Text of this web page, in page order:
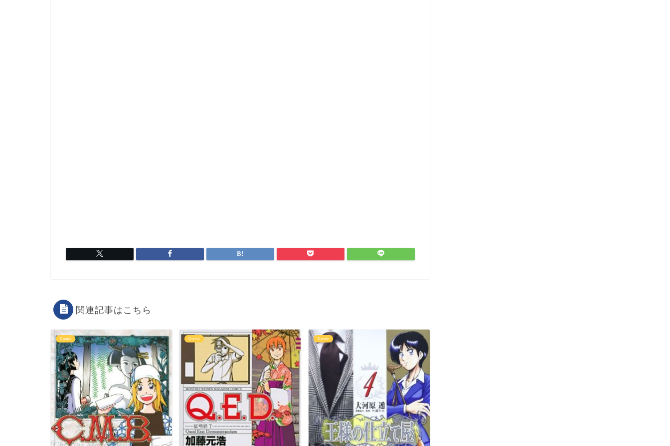
関連記事はこちら
Comic Comic Comic